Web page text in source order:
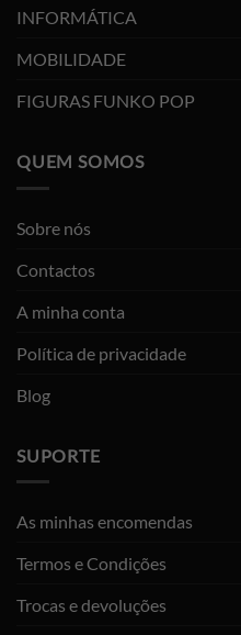
INFORMÁTICA
MOBILIDADE
FIGURAS FUNKO POP
QUEM SOMOS
Sobre nós
Contactos
A minha conta
Política de privacidade
Blog
SUPORTE
As minhas encomendas
Termos e Condições
Trocas e devoluções